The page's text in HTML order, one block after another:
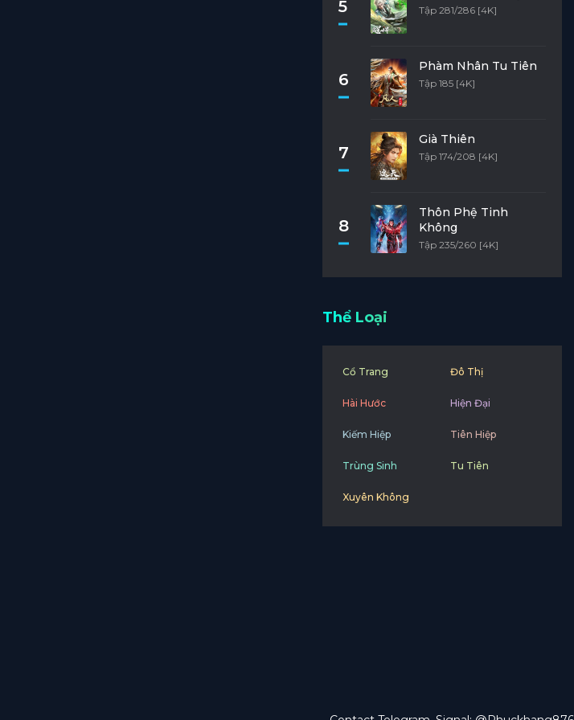
5 Tập 281/286 [4K]
6
Phàm Nhân Tu Tiên
Tập 185 [4K]
7
Già Thiên
Tập 174/208 [4K]
8
Thôn Phệ Tinh
Không
Tập 235/260 [4K]
Thể Loại
Cổ Trang Đô Thị
Hài Hước Hiện Đại
Kiếm Hiệp Tiên Hiệp
Trùng Sinh Tu Tiên
Xuyên Không